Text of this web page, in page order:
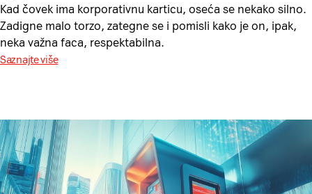
Kad čovek ima korporativnu karticu, oseća se nekako silno.
Zadigne malo torzo, zategne se i pomisli kako je on, ipak,
neka važna faca, respektabilna.
Saznajte više